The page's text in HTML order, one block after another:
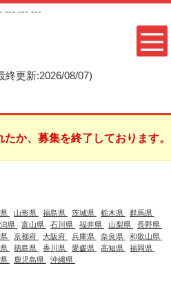
--- --- ---
終更新:2026/08/07)
か、募集を終了しております。
山形県 福島県 茨城県 栃木県
群馬県
県 富山県 石川県 福井県 山梨県
長野県
京都府 大阪府 兵庫県 奈良県
和歌山県
徳島県 香川県 愛媛県 高知県
福岡県
鹿児島県 沖縄県